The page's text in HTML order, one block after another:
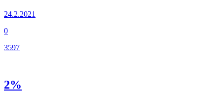
24.2.2021
0
3597
2%